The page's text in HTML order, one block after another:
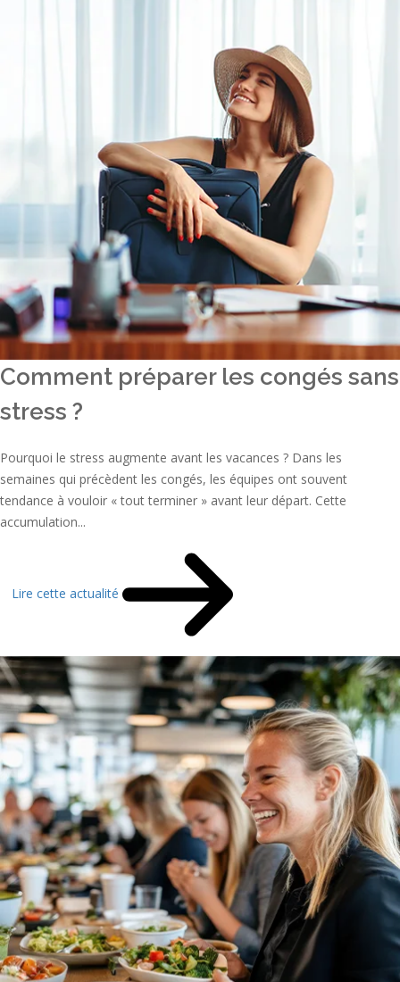
Comment préparer les congés sans
stress ?
Pourquoi le stress augmente avant les vacances ? Dans les
semaines qui précèdent les congés, les équipes ont souvent
tendance à vouloir « tout terminer » avant leur départ. Cette
accumulation...
Lire cette actualité